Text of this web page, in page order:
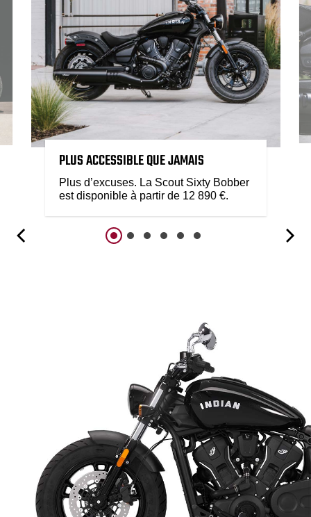
PLUS ACCESSIBLE QUE JAMAIS
Plus d’excuses. La Scout Sixty Bobber
est disponible à partir de 12 890 €.